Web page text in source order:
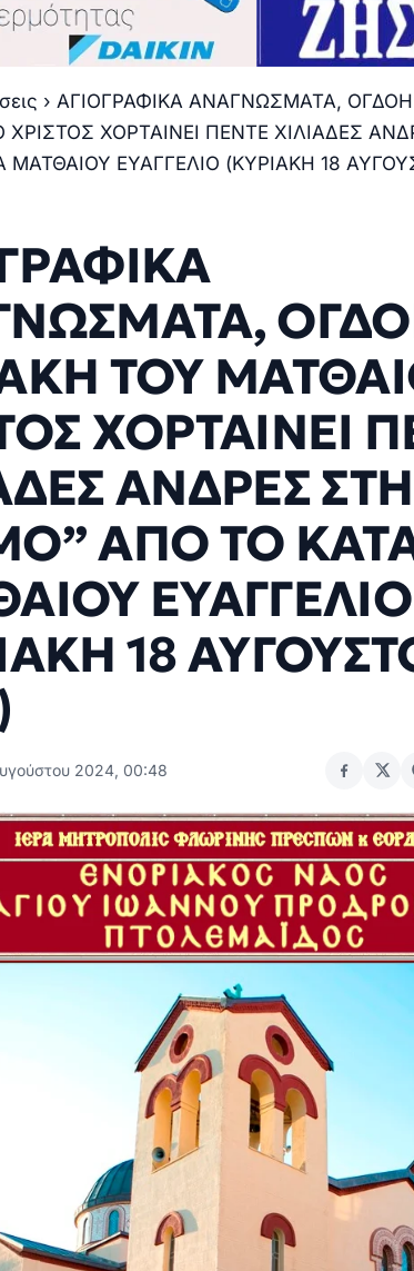
› ΑΓΙΟΓΡΑΦΙΚΑ ΑΝΑΓΝΩΣΜΑΤΑ,
ΧΡΙΣΤΟΣ ΧΟΡΤΑΙΝΕΙ ΠΕΝΤΕ ΧΙΛΙΑΔΕΣ
ΕΥΑΓΓΕΛΙΟ (ΚΥΡΙΑΚΗ 18
ΤΟΥ
ΧΟΡΤΑΙΝΕΙ
ΑΝΔΡΕΣ
ΑΠΟ ΤΟ
ΕΥΑΓΓΕΛΙΟ
18
2024, 00:48